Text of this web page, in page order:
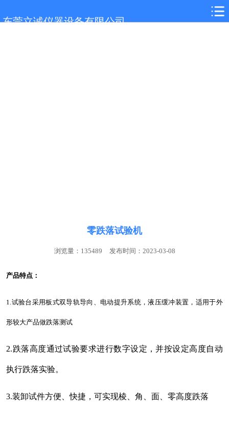
东莞立诚仪器设备有限公司
网站首页
零跌落试验机
浏览量：135489 发布时间：2023-03-08
产品特点：
1.试验台采用板式双导轨导向、电动提升系统，液压缓冲装置，适用于外
形较大产品做跌落测试
2.跌落高度通过试验要求进行数字设定，并按设定高度自动
执行跌落实验。
3.装卸试件方便、快捷，可实现棱、角、面、零高度跌落